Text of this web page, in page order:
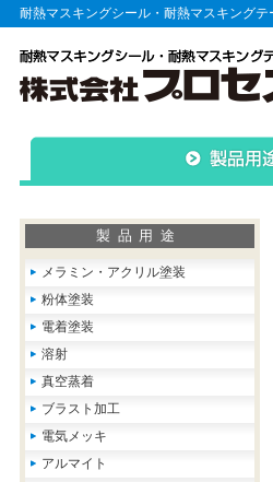
耐熱マスキングシール・耐熱マスキングテ
製品用途
メラミン・アクリル塗装
粉体塗装
電着塗装
溶射
真空蒸着
ブラスト加工
電気メッキ
アルマイト